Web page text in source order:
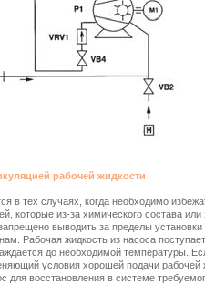
рабочей жидкости
в тех случаях, когда необходимо
которые из-за химического состава
выводить за пределы
Рабочая жидкость из насоса
до необходимой температуры.
условия хорошей подачи рабочей
для восстановления в системе